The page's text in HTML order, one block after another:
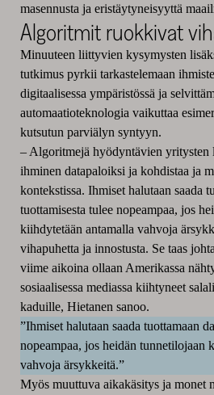
masennusta ja eristäytyneisyyttä
Algoritmit ruokkivat
Minuuteen liittyvien kysymysten
tutkimus pyrkii tarkastelemaan
digitaalisessa ympäristössä ja
automaatioteknologia vaikuttaa
kutsutun parviälyn syntyyn.
– Algoritmejä hyödyntävien yritysten
ihminen datapaloiksi ja kohdistaa ja
kontekstissa. Ihmiset halutaan saada
tuottamisesta tulee nopeampaa, jos
kiihdytetään antamalla vahvoja
vihapuhetta ja innostusta. Se taas
viime aikoina ollaan Amerikassa
sosiaalisessa mediassa kiihtyneet
kaduille, Hietanen sanoo.
”Ihmiset halutaan saada tuottamaan
nopeampaa, jos heidän tunnetilojaan
vahvoja ärsykkeitä.”
Myös muuttuva aikakäsitys ja monet